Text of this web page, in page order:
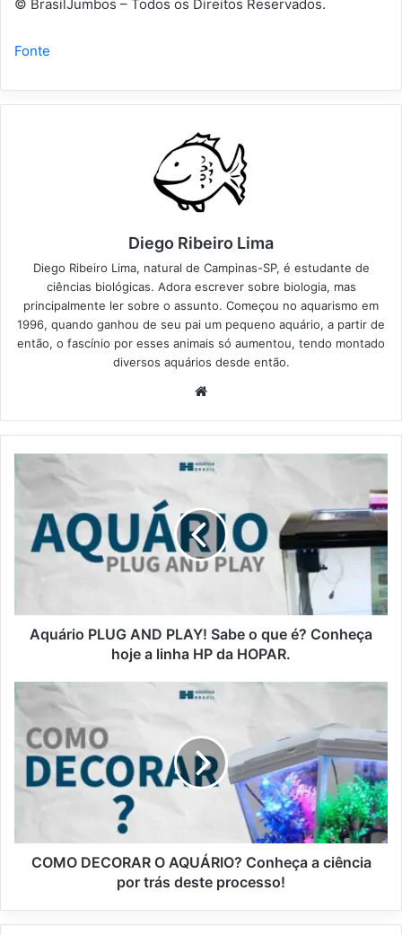
© BrasilJumbos – Todos os Direitos Reservados.
Fonte
Diego Ribeiro Lima
Diego Ribeiro Lima, natural de Campinas-SP, é estudante de
ciências biológicas. Adora escrever sobre biologia, mas
principalmente ler sobre o assunto. Começou no aquarismo em
1996, quando ganhou de seu pai um pequeno aquário, a partir de
então, o fascínio por esses animais só aumentou, tendo montado
diversos aquários desde então.
Website
Aquário PLUG AND PLAY! Sabe o que é? Conheça
hoje a linha HP da HOPAR.
COMO DECORAR O AQUÁRIO? Conheça a ciência
por trás deste processo!